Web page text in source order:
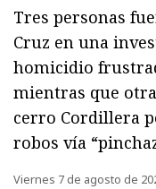
Tres personas
Cruz en una
homicidio
mientras que
cerro Cordillera
robos vía
Viernes 7 de agosto de